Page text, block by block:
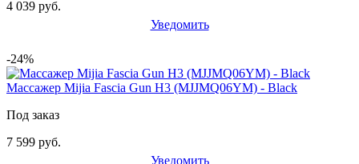
4 039 руб.
Уведомить
-24%
Массажер Mijia Fascia Gun H3 (MJJMQ06YM) - Black
Под заказ
7 599 руб.
Уведомить